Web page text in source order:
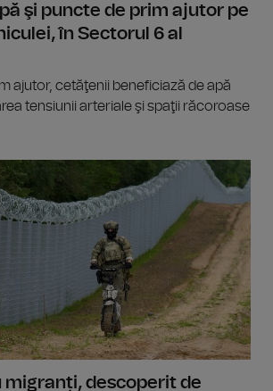
şi puncte de prim ajutor pe
în Sectorul 6 al
ajutor, cetăţenii beneficiază de apă
tensiunii arteriale şi spaţii răcoroase
migranți, descoperit de